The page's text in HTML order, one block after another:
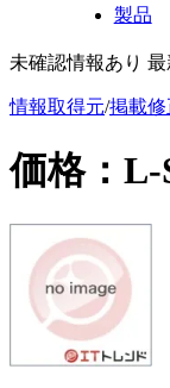
製品
未確認情報あり
情報取得元/掲載
価格： L-